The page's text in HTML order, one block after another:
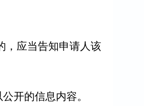
，应当告知申请人该
开的信息内容。